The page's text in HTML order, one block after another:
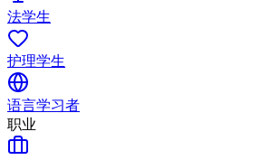
法学生
护理学生
语言学习者
职业